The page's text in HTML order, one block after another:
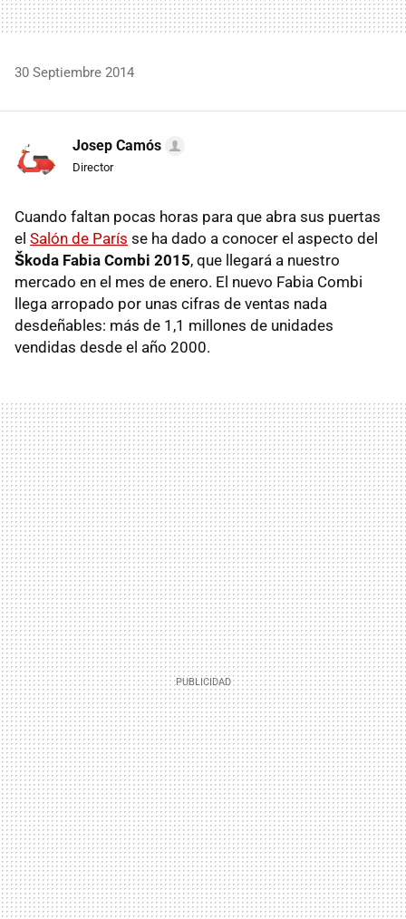
30 Septiembre 2014
Josep Camós
Director
Cuando faltan pocas horas para que abra sus puertas
el Salón de París se ha dado a conocer el aspecto del
Škoda Fabia Combi 2015, que llegará a nuestro
mercado en el mes de enero. El nuevo Fabia Combi
llega arropado por unas cifras de ventas nada
desdeñables: más de 1,1 millones de unidades
vendidas desde el año 2000.